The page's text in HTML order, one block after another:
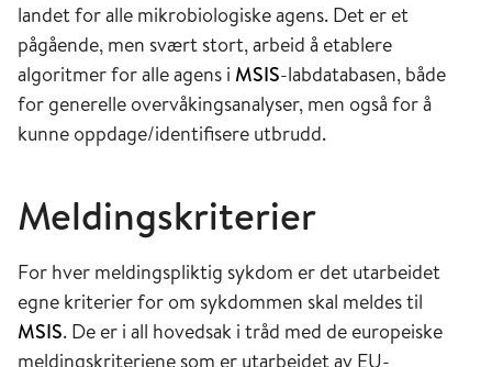
landet for alle mikrobiologiske agens. Det er et
pågående, men svært stort, arbeid å etablere
algoritmer for alle agens i MSIS-labdatabasen, både
for generelle overvåkingsanalyser, men også for å
kunne oppdage/identifisere utbrudd.
Meldingskriterier
For hver meldingspliktig sykdom er det utarbeidet
egne kriterier for om sykdommen skal meldes til
MSIS. De er i all hovedsak i tråd med de europeiske
meldingskriteriene som er utarbeidet av EU-